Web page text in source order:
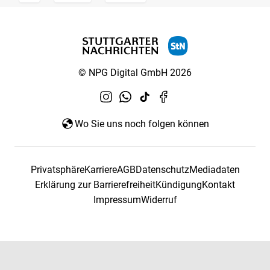
© NPG Digital GmbH 2026
Wo Sie uns noch folgen können
PrivatsphäreKarriereAGBDatenschutzMediadaten
Erklärung zur BarrierefreiheitKündigungKontakt
ImpressumWiderruf